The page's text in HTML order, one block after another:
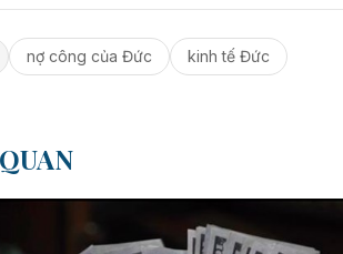
nợ công của Đức kinh tế Đức